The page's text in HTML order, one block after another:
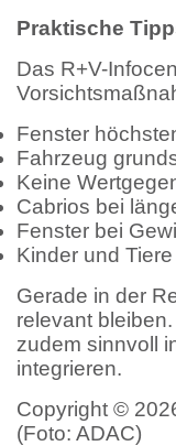
Praktische
Das R+V-
Fenster
Fahrzeug
Keine
Cabrios bei
Fenster bei
Kinder und
Gerade in der
relevant
zudem sinnvoll
integrieren.
Copyright ©
(Foto: ADAC)